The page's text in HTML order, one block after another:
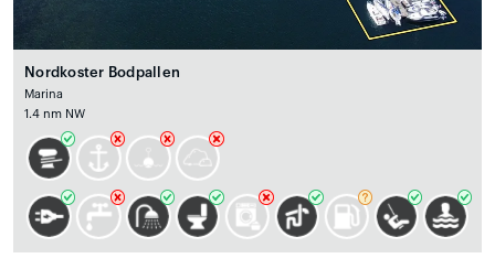
Nordkoster Bodpallen
Marina
1.4 nm NW